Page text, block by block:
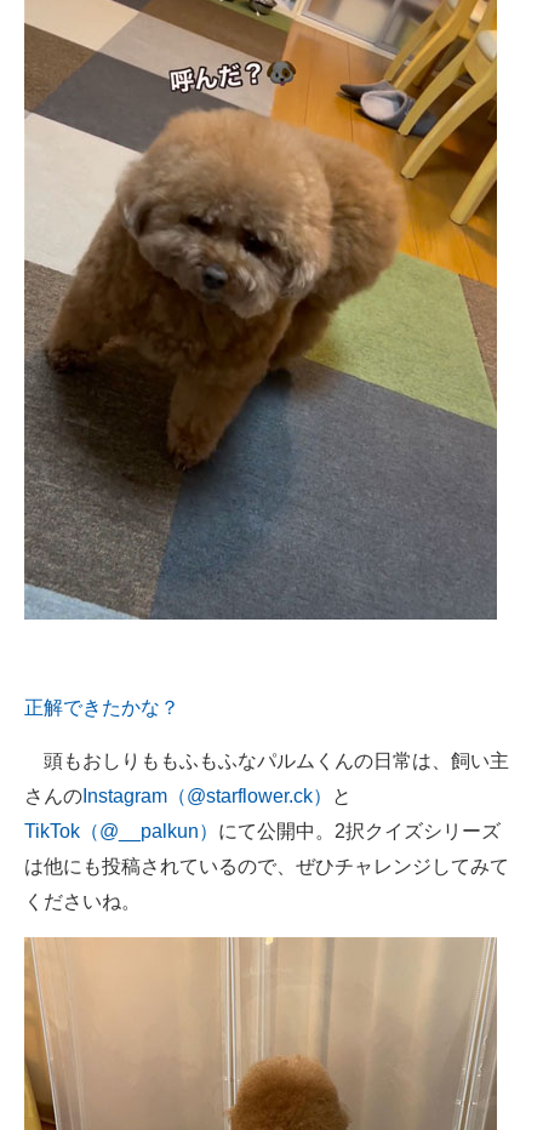
正解できたかな？
頭もおしりももふもふなパルムくんの日常は、飼い主
さんの Instagram（@starflower.ck）
と
TikTok（@__palkun） にて公開中。2択クイズシリーズ
は他にも投稿されているので、ぜひチャレンジしてみて
くださいね。